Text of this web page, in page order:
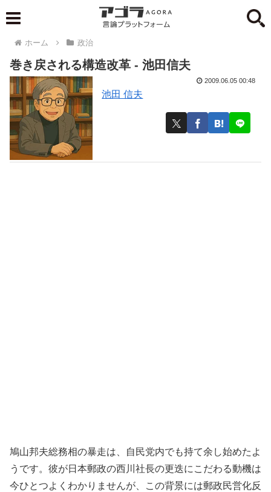
ホーム 政治
巻き戻される構造改革 - 池田信夫
池田 信夫
2009.06.05 00:48
鳩山邦夫総務相の暴走は、自民党内でも持て余し始めたよ
うです。彼が日本郵政の西川社長の更迭にこだわる動機は
今ひとつよくわかりませんが、この背景には郵政民営化反